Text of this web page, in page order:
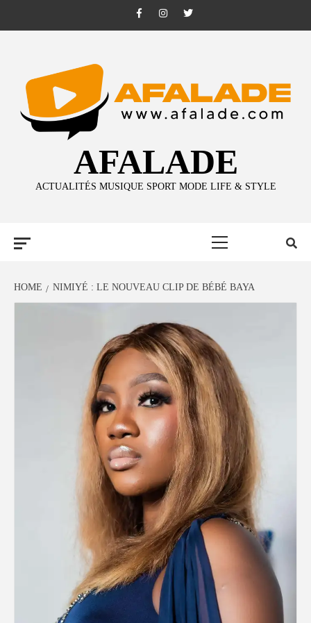
FacebookInstagramTwitter
AFALADE
ACTUALITÉS MUSIQUE SPORT MODE LIFE & STYLE
HOME NIMIYÉ : LE NOUVEAU CLIP DE BÉBÉ BAYA